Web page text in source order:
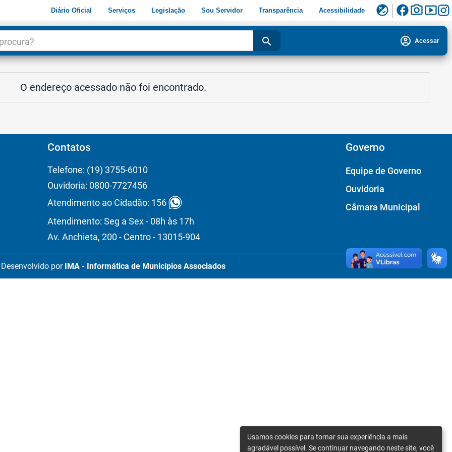
Diário Oficial Serviços Legislação Sou Servidor Transparência Acessibilidade flaky facebookphoto_camerasmart_display
search account_circle Acessar
O endereço acessado não foi encontrado.
Contatos
Telefone: (19) 3755-6010
Ouvidoria: 0800-7727456
Atendimento ao Cidadão: 156
Atendimento: Seg a Sex - 08h às 17h
Av. Anchieta, 200 - Centro - 13015-904
Governo
Equipe de Governo
Ouvidoria
Câmara Municipal
Desenvolvido por IMA - Informática de Municípios Associados
Usamos cookies para tornar sua experiência a mais
agradável possível. Se continuar navegando neste site, você